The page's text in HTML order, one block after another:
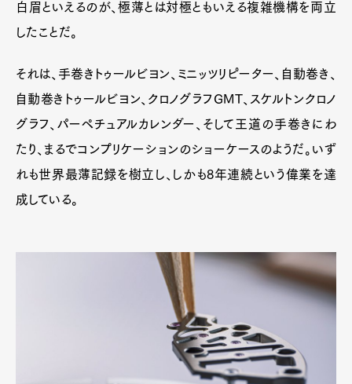
白眉といえるのが、極薄とは対極ともいえる複雑機構を両立
したことだ。
それは、手巻きトゥールビヨン、ミニッツリピーター、自動巻き、
自動巻きトゥールビヨン、クロノグラフGMT、スケルトンクロノ
グラフ、パーペチュアルカレンダー、そして王道の手巻きにわ
たり、まるでコンプリケーションのショーケースのようだ。いず
れも世界最薄記録を樹立し、しかも8年連続という偉業を達
成している。